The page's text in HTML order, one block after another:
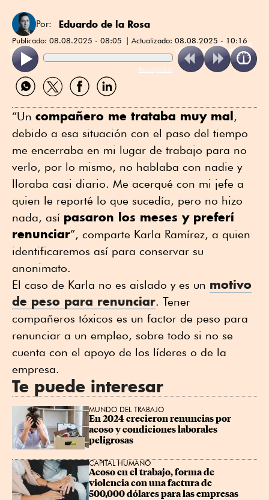
Por: Eduardo de la Rosa
Publicado: 08.08.2025 - 08:05 Actualizado: 08.08.2025 - 10:16
ReadSpeaker
Compartir
por
Compartir
por
Compartir
por
Compartir
por
“Un compañero me trataba muy mal,
debido a esa situación con el paso del tiempo
me encerraba en mi lugar de trabajo para no
verlo, por lo mismo, no hablaba con nadie y
lloraba casi diario. Me acerqué con mi jefe a
quien le reporté lo que sucedía, pero no hizo
nada, así pasaron los meses y preferí
renunciar”, comparte Karla Ramírez, a quien
identificaremos así para conservar su
anonimato.
El caso de Karla no es aislado y es un motivo
de peso para renunciar. Tener
compañeros tóxicos es un factor de peso para
renunciar a un empleo, sobre todo si no se
cuenta con el apoyo de los líderes o de la
empresa.
Te puede interesar
MUNDO DEL TRABAJO
En 2024 crecieron renuncias por
acoso y condiciones laborales
peligrosas
CAPITAL HUMANO
Acoso en el trabajo, forma de
violencia con una factura de
500,000 dólares para las empresas